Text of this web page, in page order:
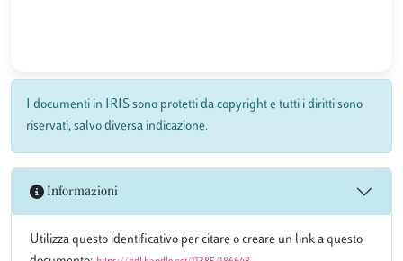
I documenti in IRIS sono protetti da copyright e tutti i diritti sono
riservati, salvo diversa indicazione.
Informazioni
Utilizza questo identificativo per citare o creare un link a questo